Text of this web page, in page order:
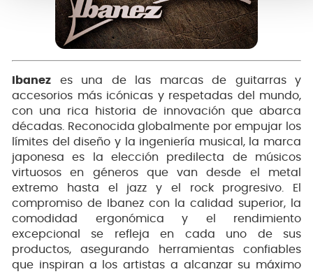
Ibanez es una de las marcas de guitarras y
accesorios más icónicas y respetadas del mundo,
con una rica historia de innovación que abarca
décadas. Reconocida globalmente por empujar los
límites del diseño y la ingeniería musical, la marca
japonesa es la elección predilecta de músicos
virtuosos en géneros que van desde el metal
extremo hasta el jazz y el rock progresivo. El
compromiso de Ibanez con la calidad superior, la
comodidad ergonómica y el rendimiento
excepcional se refleja en cada uno de sus
productos, asegurando herramientas confiables
que inspiran a los artistas a alcanzar su máximo